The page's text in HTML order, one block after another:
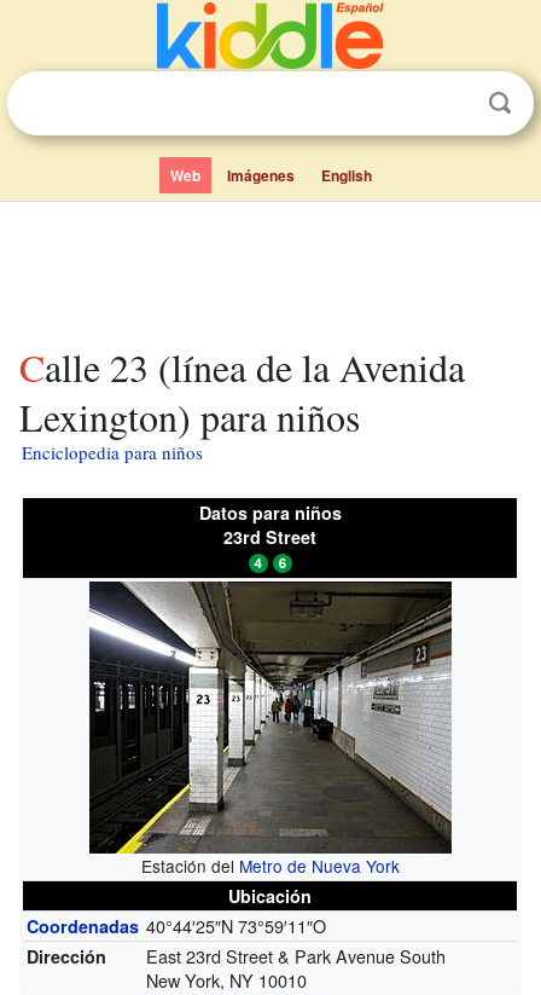
Web Imágenes English
Calle 23 (línea de la Avenida
Lexington) para niños
Enciclopedia para niños
Datos para niños
23rd Street
Estación del Metro de Nueva York
Ubicación
Coordenadas 40°44′25″N73°59′11″O
Dirección
East 23rd Street & Park Avenue South
New York, NY 10010